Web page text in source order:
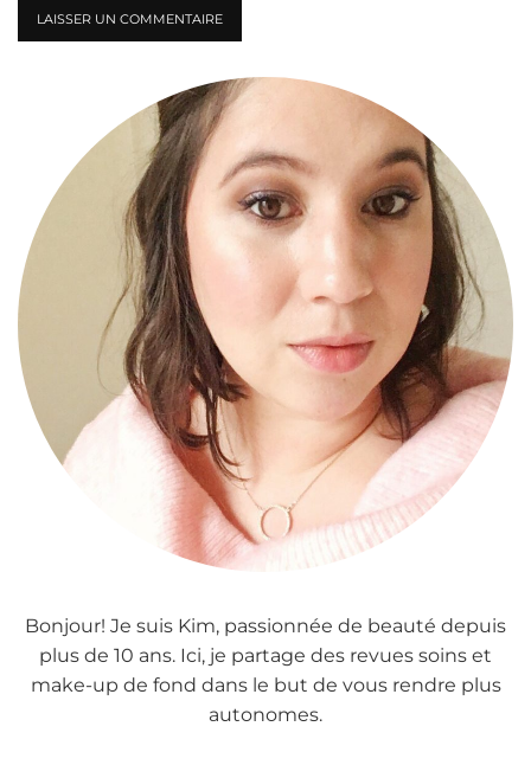
Bonjour! Je suis Kim, passionnée de beauté depuis
plus de 10 ans. Ici, je partage des revues soins et
make-up de fond dans le but de vous rendre plus
autonomes.